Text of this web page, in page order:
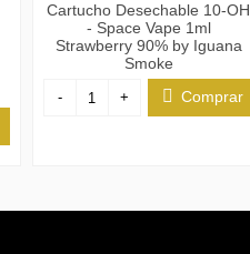
Cartucho Desechable 10-OH
- Space Vape 1ml
Strawberry 90% by Iguana
Smoke
- + Comprar